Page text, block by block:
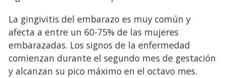
La gingivitis del embarazo es muy común y
afecta a entre un 60-75% de las mujeres
embarazadas. Los signos de la enfermedad
comienzan durante el segundo mes de gestación
y alcanzan su pico máximo en el octavo mes.